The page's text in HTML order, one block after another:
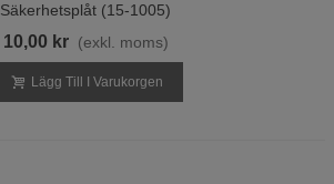
Säkerhetsplåt (15-1005)
10,00 kr (exkl. moms)
Lägg Till I Varukorgen